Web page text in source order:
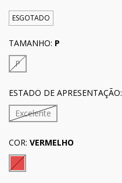
ESGOTADO
TAMANHO: P
P
ESTADO DE APRESENTAÇÃO:
Excelente
COR: VERMELHO